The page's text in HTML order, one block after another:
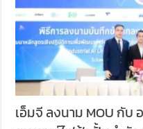
เอ็มจี ลงนาม MOU กับ